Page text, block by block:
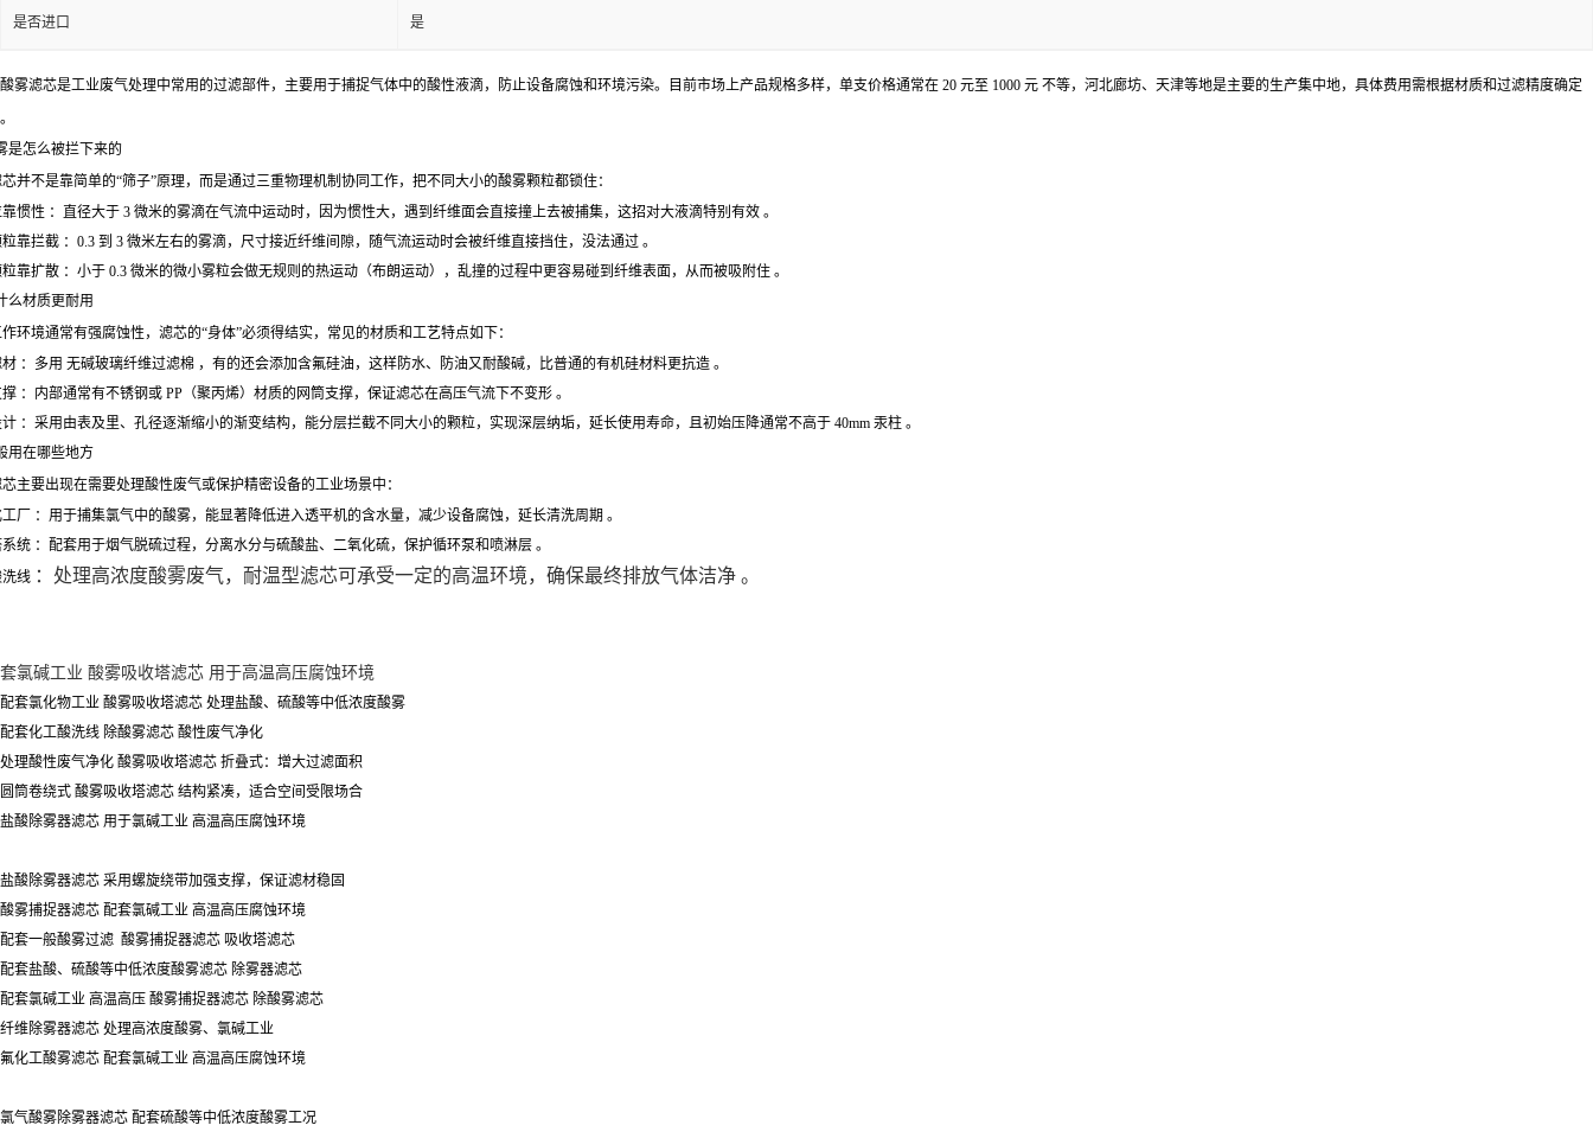
是否进口 是
酸雾滤芯是工业废气处理中常用的过滤部件，主要用于捕捉气体中的酸性液滴，防止设备腐蚀和环境污染。目前市场上产品规格多样，单支价格通常在 20 元至 1000 元 不等，河北廊坊、天津等地是主要的生产集中地，具体费用需根据材质和过滤精度确定
。
是怎么被拦下来的
并不是靠简单的“筛子”原理，而是通过三重物理机制协同工作，把不同大小的酸雾颗粒都锁住：
惯性 ：直径大于 3 微米的雾滴在气流中运动时，因为惯性大，遇到纤维面会直接撞上去被捕集，这招对大液滴特别有效 。
靠拦截 ：0.3 到 3 微米左右的雾滴，尺寸接近纤维间隙，随气流运动时会被纤维直接挡住，没法通过 。
靠扩散 ：小于 0.3 微米的微小雾粒会做无规则的热运动（布朗运动），乱撞的过程中更容易碰到纤维表面，从而被吸附住 。
么材质更耐用
环境通常有强腐蚀性，滤芯的“身体”必须得结实，常见的材质和工艺特点如下：
：多用 无碱玻璃纤维过滤棉 ，有的还会添加含氟硅油，这样防水、防油又耐酸碱，比普通的有机硅材料更抗造 。
：内部通常有不锈钢或 PP（聚丙烯）材质的网筒支撑，保证滤芯在高压气流下不变形 。
：采用由表及里、孔径逐渐缩小的渐变结构，能分层拦截不同大小的颗粒，实现深层纳垢，延长使用寿命，且初始压降通常不高于 40mm 汞柱 。
用在哪些地方
主要出现在需要处理酸性废气或保护精密设备的工业场景中：
厂 ：用于捕集氯气中的酸雾，能显著降低进入透平机的含水量，减少设备腐蚀，延长清洗周期 。
统 ：配套用于烟气脱硫过程，分离水分与硫酸盐、二氧化硫，保护循环泵和喷淋层 。
线 ：处理高浓度酸雾废气，耐温型滤芯可承受一定的高温环境，确保最终排放气体洁净 。
套氯碱工业 酸雾吸收塔滤芯 用于高温高压腐蚀环境
配套氯化物工业 酸雾吸收塔滤芯 处理盐酸、硫酸等中低浓度酸雾
配套化工酸洗线 除酸雾滤芯 酸性废气净化
处理酸性废气净化 酸雾吸收塔滤芯 折叠式：增大过滤面积
圆筒卷绕式 酸雾吸收塔滤芯 结构紧凑，适合空间受限场合
盐酸除雾器滤芯 用于氯碱工业 高温高压腐蚀环境
盐酸除雾器滤芯 采用螺旋绕带加强支撑，保证滤材稳固
酸雾捕捉器滤芯 配套氯碱工业 高温高压腐蚀环境
配套一般酸雾过滤 酸雾捕捉器滤芯 吸收塔滤芯
配套盐酸、硫酸等中低浓度酸雾滤芯 除雾器滤芯
配套氯碱工业 高温高压 酸雾捕捉器滤芯 除酸雾滤芯
纤维除雾器滤芯 处理高浓度酸雾、氯碱工业
氟化工酸雾滤芯 配套氯碱工业 高温高压腐蚀环境
氯气酸雾除雾器滤芯 配套硫酸等中低浓度酸雾工况